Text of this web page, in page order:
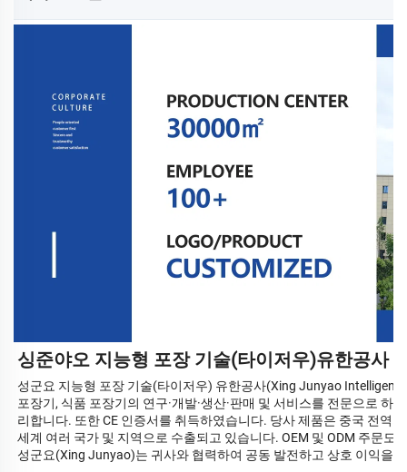
싱준야오 지능형 포장 기술(타이저우)유한공사
성군요 지능형 포장 기술(타이저우) 유한공사(Xing Junyao
포장기, 식품 포장기의 연구·개발·생산·판매 및 서비스를 전문으로
리합니다. 또한 CE 인증서를 취득하였습니다. 당사 제품은 중국 전역
세계 여러 국가 및 지역으로 수출되고 있습니다. OEM 및 ODM 주문도
성군요(Xing Junyao)는 귀사와 협력하여 공동 발전하고 상호 이익을